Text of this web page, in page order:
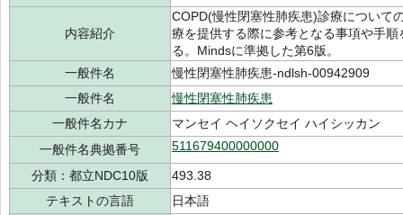
内容紹介
COPD(慢性閉塞性肺疾患)診療について
療を提供する際に参考となる事項や手
る。Mindsに準拠した第6版。
一般件名
慢性閉塞性肺疾患-ndlsh-00942909
一般件名
慢性閉塞性肺疾患
一般件名カナ
マンセイ ヘイソクセイ ハイシッカン
一般件名典拠番号
511679400000000
分類：都立NDC10版
493.38
テキストの言語
日本語